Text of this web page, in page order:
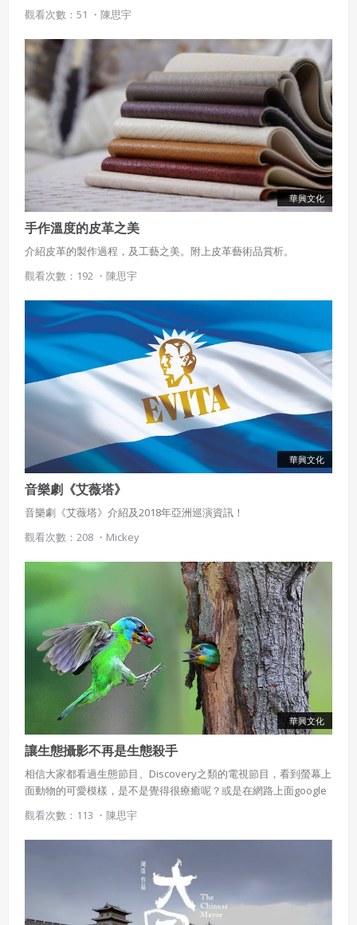
觀看次數：51 ・ 陳思宇
華興文化
手作溫度的皮革之美
介紹皮革的製作過程，及工藝之美。附上皮革藝術品賞析。
觀看次數：192 ・ 陳思宇
華興文化
音樂劇《艾薇塔》
音樂劇《艾薇塔》介紹及2018年亞洲巡演資訊！
觀看次數：208 ・ Mickey
華興文化
讓生態攝影不再是生態殺手
相信大家都看過生態節目、Discovery之類的電視節目，看到螢幕上
面動物的可愛模樣，是不是覺得很療癒呢？或是在網路上面google
一下，也可以看到上百張動物的照片，但你有沒有想過這些影像是
怎麼被捕捉到的？而隱藏在這些美麗照片的背後又是什麼樣的一個
故事？
觀看次數：113 ・ 陳思宇
本合約。
本合約終止後，會員不得對吉寶系統公司主張任何費用、補
償或賠償。
七、合意管轄
雙方合意專以臺灣臺北地方法院為第一審管轄法
院。